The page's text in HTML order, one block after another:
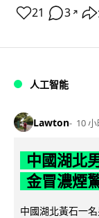
21 3 ↗
人工智能
Lawton 10
中國湖北
金冒濃煙
中國湖北黃石一